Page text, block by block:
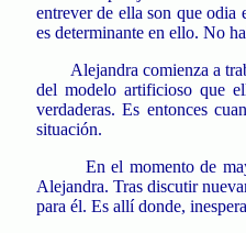
entrever de ella son que odia
es determinante en ello. No
Alejandra comienza a
del modelo artificioso que
verdaderas. Es entonces
situación.
En el momento de
Alejandra. Tras discutir
para él. Es allí donde,